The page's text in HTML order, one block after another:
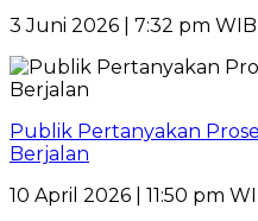
3 Juni 2026 | 7:32 pm WIB
Publik Pertanyakan
Berjalan
10 April 2026 | 11:50 pm